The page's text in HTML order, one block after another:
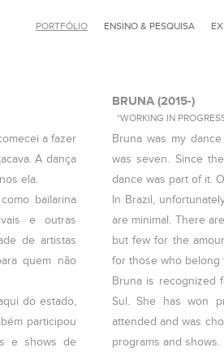
PORTFÓLIO ENSINO & PESQUISA
a fazer
A dança
ela.
bailarina
e outras
de artistas
quem não
do estado,
participou
e shows de
BRUNA (2015-)
*WORKING IN
Bruna was my
was seven. Since
dance was part of it.
In Brazil,
are minimal. There
but few for the
for those who belong
Bruna is recognized
Sul. She has won
attended and was
programs and shows.